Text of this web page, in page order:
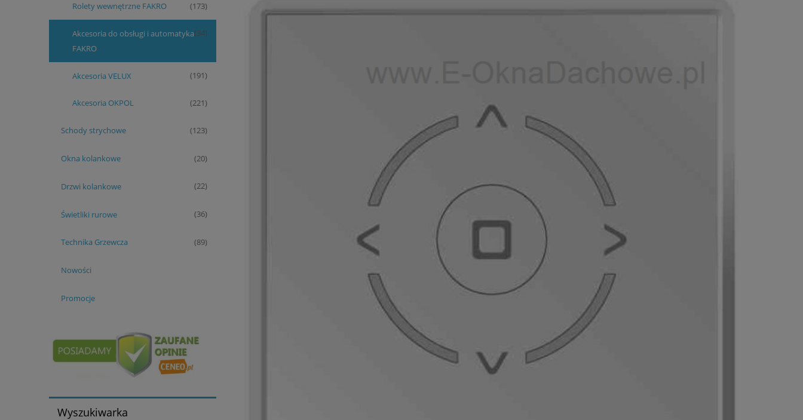
Rolety wewnętrzne FAKRO (173)
Akcesoria do obsługi i automatyka
FAKRO
(34)
Akcesoria VELUX (191)
Akcesoria OKPOL (221)
Schody strychowe (123)
Okna kolankowe (20)
Drzwi kolankowe (22)
Świetliki rurowe (36)
Technika Grzewcza (89)
Nowości
Promocje
Wyszukiwarka